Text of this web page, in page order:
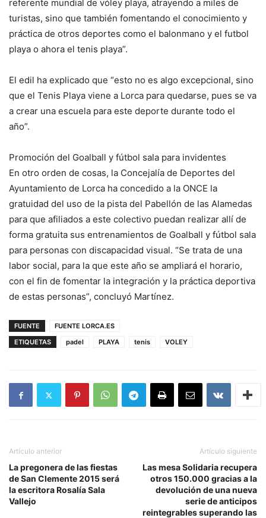
referente mundial de vóley playa, atrayendo a miles de
turistas, sino que también fomentando el conocimiento y
práctica de otros deportes como el balonmano y el futbol
playa o ahora el tenis playa”.
El edil ha explicado que “esto no es algo excepcional, sino
que el Tenis Playa viene a Lorca para quedarse, pues se va
a crear una escuela para este deporte durante todo el
año”.
Promoción del Goalball y fútbol sala para invidentes
En otro orden de cosas, la Concejalía de Deportes del
Ayuntamiento de Lorca ha concedido a la ONCE la
gratuidad del uso de la pista del Pabellón de las Alamedas
para que afiliados a este colectivo puedan realizar allí de
forma gratuita sus entrenamientos de Goalball y fútbol sala
para personas con discapacidad visual. “Se trata de una
labor social, para la que este año se ampliará el horario,
con el fin de fomentar la integración y la práctica deportiva
de estas personas”, concluyó Martínez.
FUENTE
FUENTE LORCA.ES
ETIQUETAS
padel PLAYA tenis VOLEY
Artículo anterior
La pregonera de las fiestas
de San Clemente 2015 será
la escritora Rosalía Sala
Vallejo
Artículo siguiente
Las mesa Solidaria recupera
otros 150.000 gracias a la
devolución de una nueva
serie de anticipos
reintegrables superando las